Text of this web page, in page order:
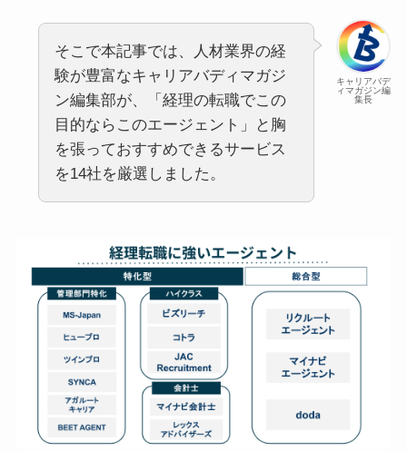
キャリアバデ
ィマガジン編
集長
そこで本記事では、人材業界の経
験が豊富なキャリアバディマガジ
ン編集部が、「経理の転職でこの
目的ならこのエージェント」と胸
を張っておすすめできるサービス
を14社を厳選しました。